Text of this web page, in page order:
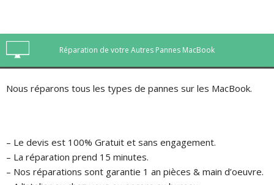
Réparation de votre Autres Pannes MacBook
Nous réparons tous les types de pannes sur les MacBook.
– Le devis est 100% Gratuit et sans engagement.
– La réparation prend 15 minutes.
– Nos réparations sont garantie 1 an pièces & main d’oeuvre.